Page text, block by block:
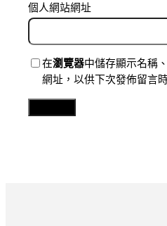
個人網站網址
在瀏覽器中儲存顯示名稱
網址，以供下次發佈留言